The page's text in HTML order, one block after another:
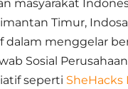
masyarakat
Timur,
dalam menggelar
Sosial Perusahaan
seperti SheHacks